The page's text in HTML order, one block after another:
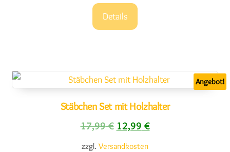
Details
Angebot!
Stäbchen Set mit Holzhalter
17,99€ Ursprünglicher Preis war:
12,99 €Aktueller Preis ist:
zzgl. Versandkosten